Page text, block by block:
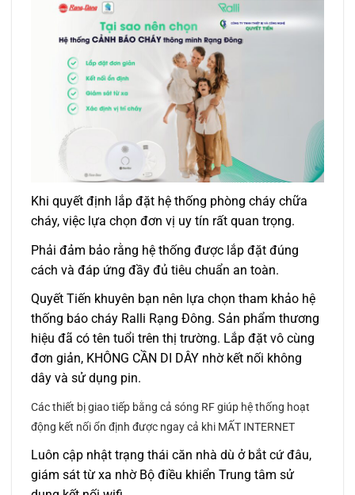
Khi quyết định lắp đặt hệ thống phòng cháy chữa
cháy, việc lựa chọn đơn vị uy tín rất quan trọng.
Phải đảm bảo rằng hệ thống được lắp đặt đúng
cách và đáp ứng đầy đủ tiêu chuẩn an toàn.
Quyết Tiến khuyên bạn nên lựa chọn tham khảo hệ
thống báo cháy Ralli Rạng Đông. Sản phẩm thương
hiệu đã có tên tuổi trên thị trường. Lắp đặt vô cùng
đơn giản, KHÔNG CẦN DI DÂY nhờ kết nối không
dây và sử dụng pin.
Các thiết bị giao tiếp bằng cả sóng RF giúp hệ thống hoạt
động kết nối ổn định được ngay cả khi MẤT INTERNET
Luôn cập nhật trạng thái căn nhà dù ở bắt cứ đâu,
giám sát từ xa nhờ Bộ điều khiển Trung tâm sử